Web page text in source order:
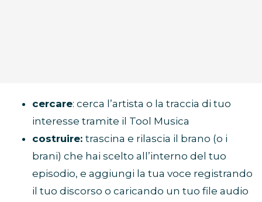
cercare: cerca l’artista o la traccia di tuo
interesse tramite il Tool Musica
costruire: trascina e rilascia il brano (o i
brani) che hai scelto all’interno del tuo
episodio, e aggiungi la tua voce registrando
il tuo discorso o caricando un tuo file audio